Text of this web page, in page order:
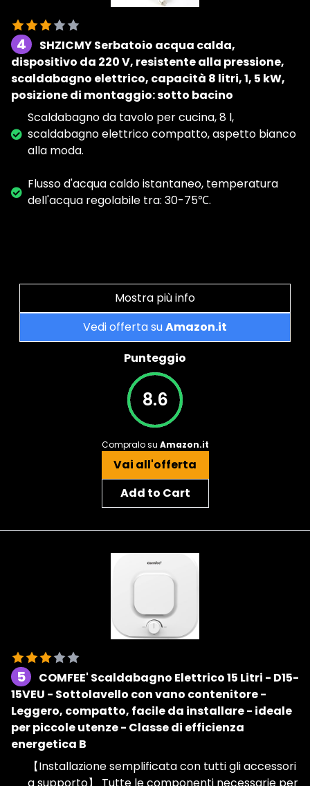
4
SHZICMY Serbatoio acqua calda,
dispositivo da 220 V, resistente alla pressione,
scaldabagno elettrico, capacità 8 litri, 1, 5 kW,
posizione di montaggio: sotto bacino
Scaldabagno da tavolo per cucina, 8 l,
scaldabagno elettrico compatto, aspetto bianco
alla moda.
Flusso d'acqua caldo istantaneo, temperatura
dell'acqua regolabile tra: 30-75℃.
Mostra più info
Vedi offerta suAmazon.it
Punteggio
8.6
Compralo su Amazon.it
Vai all'offerta
Add to Cart
5
COMFEE' Scaldabagno Elettrico 15 Litri - D15-
15VEU - Sottolavello con vano contenitore -
Leggero, compatto, facile da installare - ideale
per piccole utenze - Classe di efficienza
energetica B
【Installazione semplificata con tutti gli accessori